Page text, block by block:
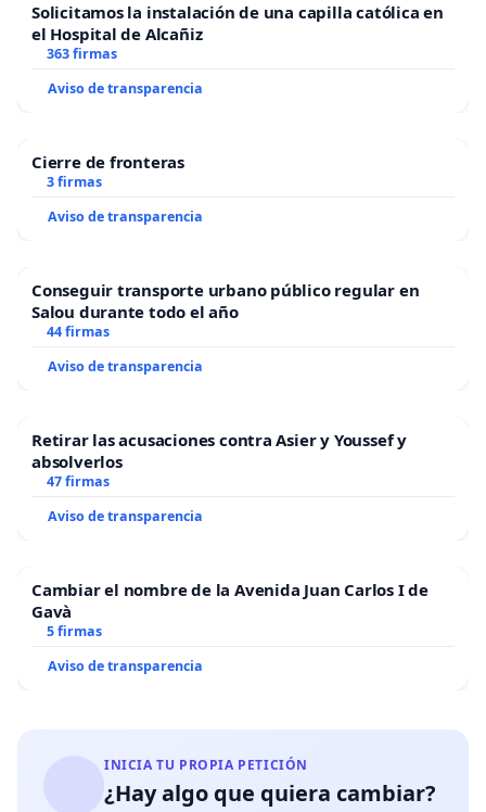
Solicitamos la instalación de una capilla católica en
el Hospital de Alcañiz
363 firmas
Aviso de transparencia
Cierre de fronteras
3 firmas
Aviso de transparencia
Conseguir transporte urbano público regular en
Salou durante todo el año
44 firmas
Aviso de transparencia
Retirar las acusaciones contra Asier y Youssef y
absolverlos
47 firmas
Aviso de transparencia
Cambiar el nombre de la Avenida Juan Carlos I de
Gavà
5 firmas
Aviso de transparencia
INICIA TU PROPIA PETICIÓN
¿Hay algo que quiera cambiar?